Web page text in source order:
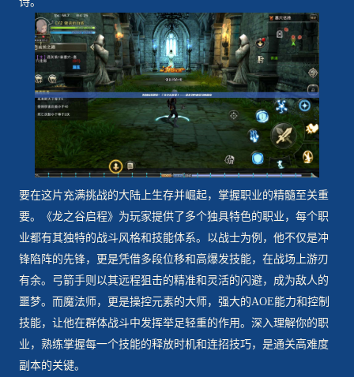
要在这片充满挑战的大陆上生存并崛起，掌握职业的精髓至关重
要。《龙之谷启程》为玩家提供了多个独具特色的职业，每个职
业都有其独特的战斗风格和技能体系。以战士为例，他不仅是冲
锋陷阵的先锋，更是凭借多段位移和高爆发技能，在战场上游刃
有余。弓箭手则以其远程狙击的精准和灵活的闪避，成为敌人的
噩梦。而魔法师，更是操控元素的大师，强大的AOE能力和控制
技能，让他在群体战斗中发挥举足轻重的作用。深入理解你的职
业，熟练掌握每一个技能的释放时机和连招技巧，是通关高难度
副本的关键。